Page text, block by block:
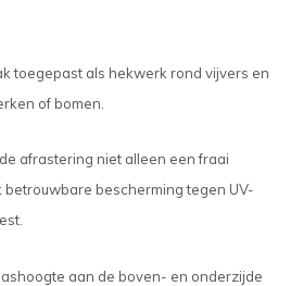
toegepast als hekwerk rond vijvers en
of bomen.
afrastering niet alleen een fraai
betrouwbare bescherming tegen UV-
aan de boven- en onderzijde